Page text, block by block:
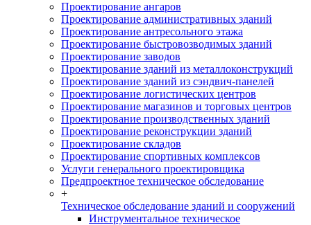
Проектирование ангаров
Проектирование административных зданий
Проектирование антресольного этажа
Проектирование быстровозводимых зданий
Проектирование заводов
Проектирование зданий из металлоконструкций
Проектирование зданий из сэндвич-панелей
Проектирование логистических центров
Проектирование магазинов и торговых центров
Проектирование производственных зданий
Проектирование реконструкции зданий
Проектирование складов
Проектирование спортивных комплексов
Услуги генерального проектировщика
Предпроектное техническое обследование
+
Техническое обследование зданий и сооружений
Инструментальное техническое